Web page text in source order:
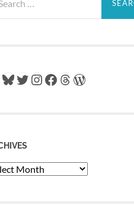
Bluesky
Twitter
Instagram
Facebook
Threads
WordPress